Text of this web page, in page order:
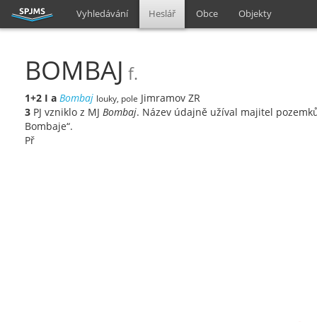
Vyhledávání Heslář Obce Objekty
BOMBAJ f.
1+2 I a Bombaj louky, pole Jimramov ZR
3 PJ vzniklo z MJ Bombaj. Název údajně užíval majitel
Bombaje“.
Př